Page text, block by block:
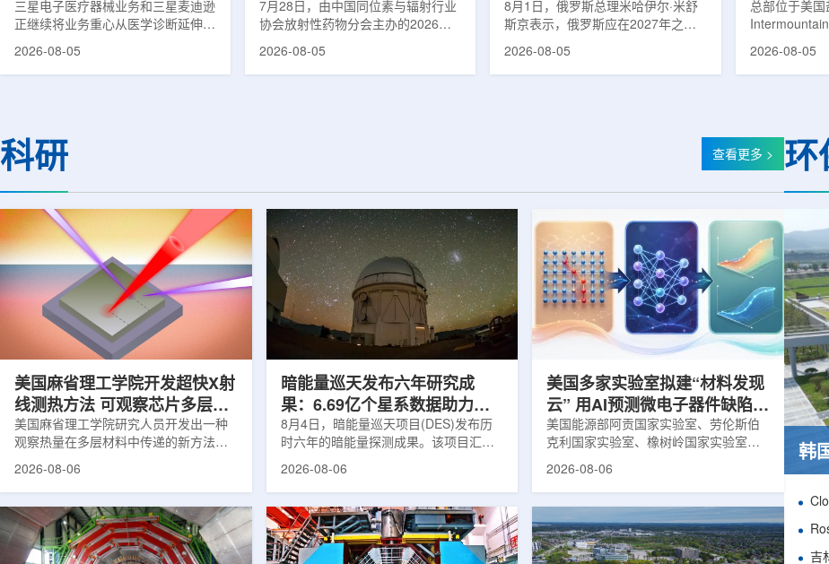
三星电子医疗器械业务和三星麦迪逊
正继续将业务重心从医学诊断延伸至
治疗领域。8月5日，三星HME美国
CT扫描仪BodyTom与Accuray机器
人放射外科平台CyberKnife相结合。
连接起来，使医务人员能够更准确地
确...
2026-08-05
访中国同辐总工程师、中核
集团首席科学家刘蕴韬
7月28日，由中国同位素与辐射行业
协会放射性药物分会主办的2026年
放射性药物创新发展大会在山西省太
持续缩小城乡核医疗资源差距。同
时，以...
2026-08-05
8月1日，俄罗斯总理米哈伊尔·米舒
斯京表示，俄罗斯应在2027年之前
完成国产核磁共振成像仪的研制工
家原子能公司推进，并称该设备预计
核磁共振成像仪。该设备若按计划
2026-08-05
所，配置
速器
总部位于美国
加斯西南部启
开放日活动后
了此前分布在
疗服务。根据
括成人及...
2026-08-05
科研 查看更多 >
美国麻省理工学院开发超快X射
线测热方法 可观察芯片多层结
构热传递
美国麻省理工学院研究人员开发出一种
观察热量在多层材料中传递的新方法，
于《自然通讯》。随着计算机芯片尺寸
不断缩小、功率密度持续提高，器件过
热正成为限制性能提升的重要因素。传
统热流测量方法在面对真实电子器件的
2026-08-06
暗能量巡天发布六年研究成
果：6.69亿个星系数据助力约
束宇宙加速膨胀
8月4日，暗能量巡天项目(DES)发布历
时六年的暗能量探测成果。该项目汇总
6.69亿个星系、数千个星系团以及3000
多颗超新星的信息，用于研究宇宙加速
膨胀和宇宙结构演化。为了实现DES，
费米实验室制造了一台极其灵敏的5.7亿
2026-08-06
美国多家实验室拟建“材料发现
云” 用AI预测微电子器件缺陷影
响
美国能源部阿贡国家实验室、劳伦斯伯
克利国家实验室、橡树岭国家实验室和
智能框架，预测微小缺陷如何影响微电
子器件的性能和寿命。材料发现云可视
化图，这是一个基于物理学原理的人工
智能框架，它整合了实验数据、模拟和
2026-08-06
环
吉